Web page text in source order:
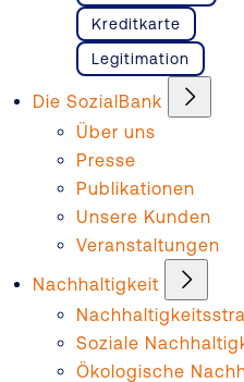
Kreditkarte
Legitimation
Die SozialBank
Über uns
Presse
Publikationen
Unsere Kunden
Veranstaltungen
Nachhaltigkeit
Soziale
Ökologische